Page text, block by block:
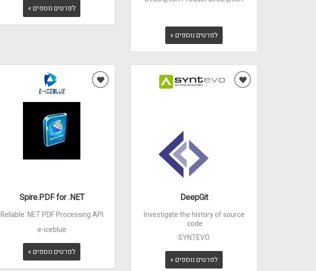
לפרטים נוספים »
לפרטים נוספים »
DeepGit
Investigate the history of source
code.
SYNTEVO
לפרטים נוספים »
Spire.PDF for .NET
Reliable .NET PDF Processing API
e-iceblue
לפרטים נוספים »